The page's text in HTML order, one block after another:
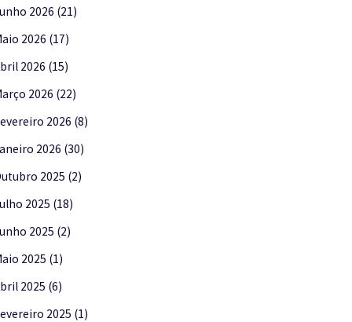
2026 (21)
2026 (17)
2026 (15)
2026 (22)
2026 (8)
2026 (30)
2025 (2)
2025 (18)
2025 (2)
2025 (1)
2025 (6)
2025 (1)